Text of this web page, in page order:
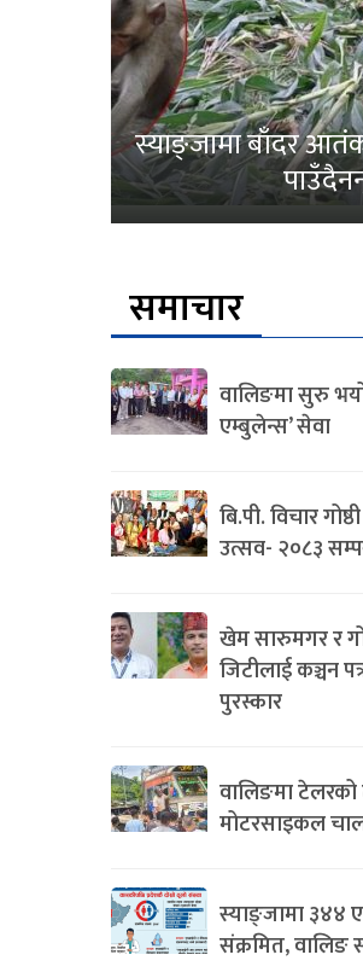
स्याङ्जामा बाँदर
समाचार
वालिङमा सुरु
एम्बुलेन्स’ सेवा
बि.पी. विचार
उत्सव- २०८३
खेम सारुमगर र
जिटीलाई कञ्चन
पुरस्कार
वालिङमा
मोटरसाइकल
स्याङ्जामा ३४४
संक्रमित, वालिङ